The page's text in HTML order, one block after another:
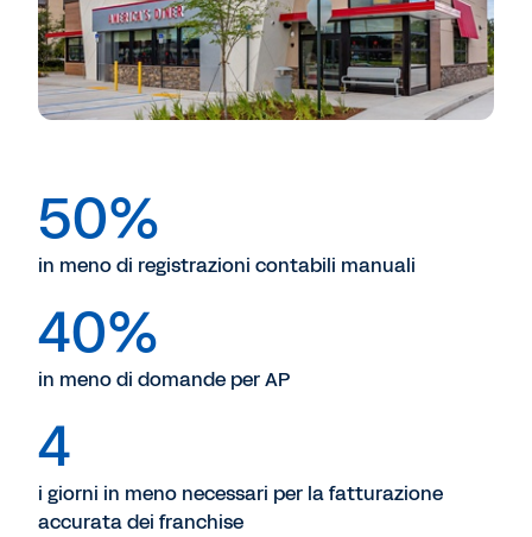
50%
in meno di registrazioni contabili manuali
40%
in meno di domande per AP
4
i giorni in meno necessari per la fatturazione
accurata dei franchise